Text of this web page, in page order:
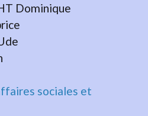
Dominique
sociales et